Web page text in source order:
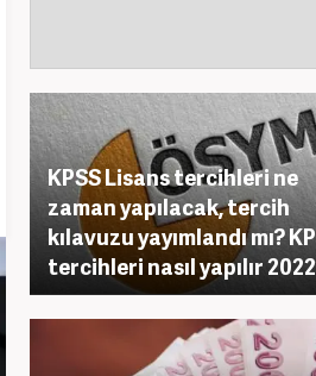
KPSS Lisans tercihleri ne
zaman yapılacak, tercih
kılavuzu yayımlandı mı?
tercihleri nasıl yapılır